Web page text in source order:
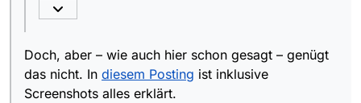
Doch, aber – wie auch hier schon gesagt – genügt
das nicht. In diesem Posting ist inklusive
Screenshots alles erklärt.